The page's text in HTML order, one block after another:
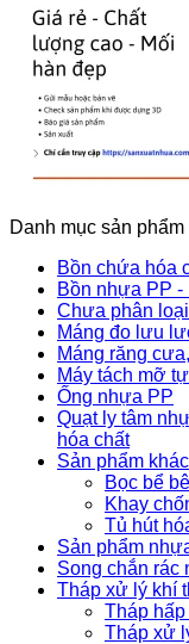
Danh mục sản phẩm
Bồn chứa hóa
Bồn nhựa PP
Chưa phân loại
Máng đo lưu
Máng răng
Máy tách mỡ
Ống nhựa PP
Quạt ly tâm
hóa chất
Sản phẩm khác
Bọc bể
Khay
Tủ hút
Sản phẩm
Song chắn rác
Tháp xử lý khí
Tháp hấp
Tháp xử